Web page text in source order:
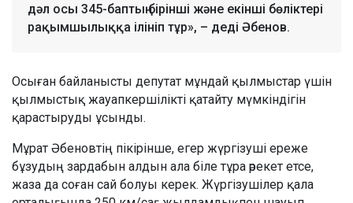
дәл осы 345-баптың бірінші және екінші бөліктері
рақымшылыққа ілініп тұр», – деді Әбенов.
Осыған байланысты депутат мұндай қылмыстар үшін
қылмыстық жауапкершілікті қатайту мүмкіндігін
қарастыруды ұсынды.
Мұрат Әбеновтің пікірінше, егер жүргізуші ереже
бұзудың зардабын алдын ала біле тұра әрекет етсе,
жаза да соған сай болуы керек. Жүргізушілер қала